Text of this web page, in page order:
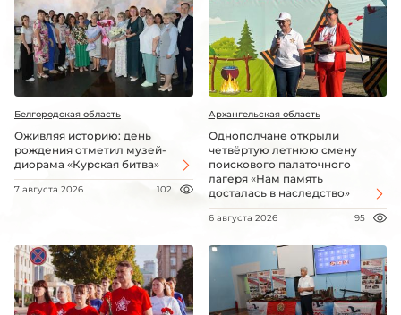
Белгородская область
Оживляя историю: день
рождения отметил музей-
диорама «Курская битва»
7 августа 2026 102
Архангельская область
Однополчане открыли
четвёртую летнюю смену
поискового палаточного
лагеря «Нам память
досталась в наследство»
6 августа 2026 95